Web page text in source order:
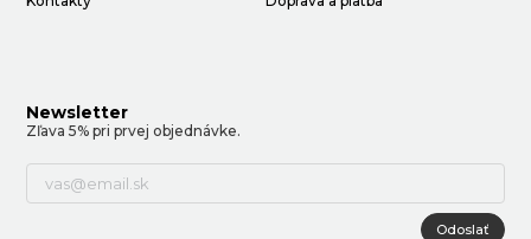
Newsletter
Zľava 5% pri prvej objednávke.
Odoslať